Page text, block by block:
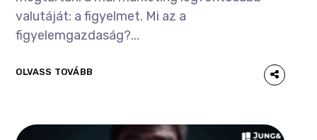
valutáját: a figyelmet. Mi az a
figyelemgazdaság?...
OLVASS TOVÁBB